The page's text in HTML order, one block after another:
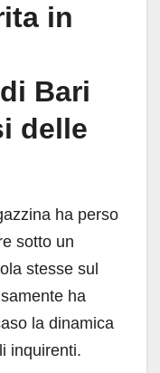
in
Bari
delle
ha perso
sotto un
stesse sul
ha
la dinamica
inquirenti.